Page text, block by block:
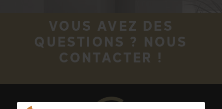
VOUS AVEZ DES
QUESTIONS ? NOUS
CONTACTER !